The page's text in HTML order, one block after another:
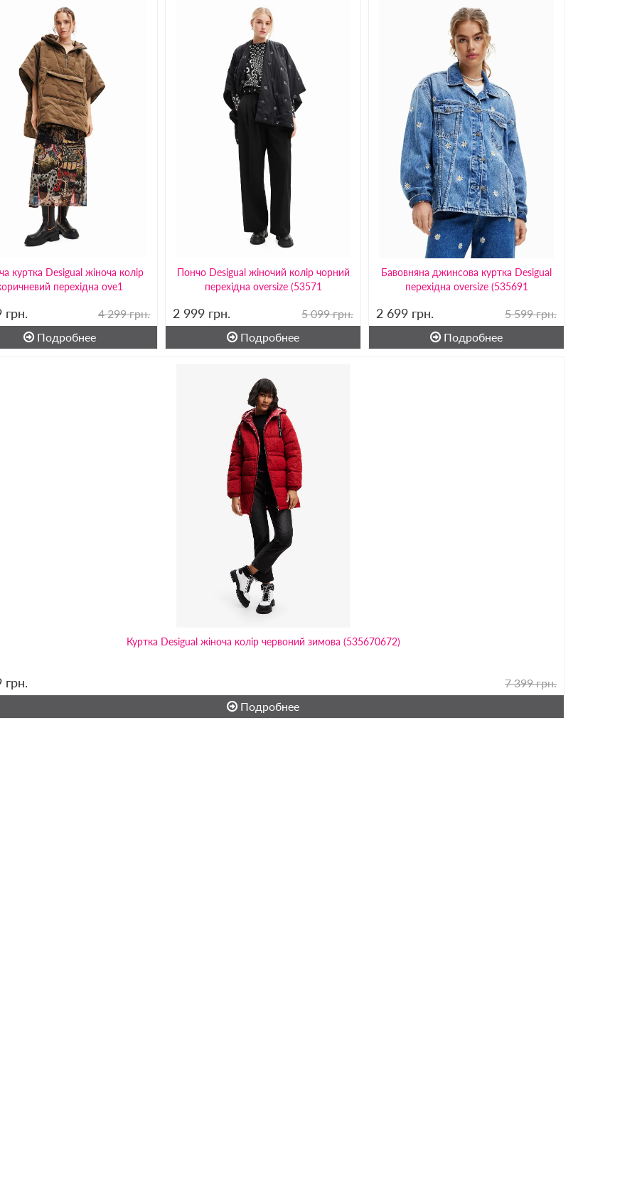
куртка Desigual жіноча колір
перехідна ove1
грн.
4 299 грн.
Подробнее
Пончо Desigual жіночий колір чорний
перехідна oversize (53571
2 999 грн.
5 099 грн.
Подробнее
Бавовняна джинсова куртка Desigual
перехідна oversize (535691
2 699 грн.
5 599 грн.
Подробнее
Куртка Desigual жіноча колір червоний зимова (535670672)
грн.
7 399 грн.
Подробнее